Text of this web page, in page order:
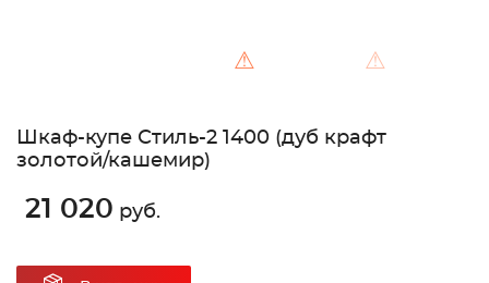
⚠ ⚠
Шкаф-купе Стиль-2 1400 (дуб крафт
золотой/кашемир)
21 020 руб.